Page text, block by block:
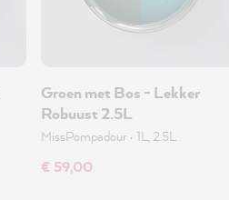
Groen met Bos - Lekker
Robuust 2.5L
MissPompadour • 1L, 2.5L
€ 59,00